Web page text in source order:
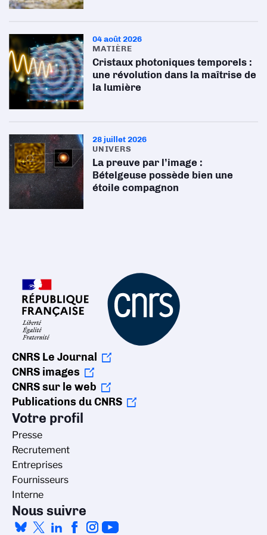
04 août 2026
MATIÈRE
Cristaux photoniques temporels :
une révolution dans la maîtrise de
la lumière
28 juillet 2026
UNIVERS
La preuve par l’image :
Bételgeuse possède bien une
étoile compagnon
CNRS Le Journal
CNRS images
CNRS sur le web
Publications du CNRS
Votre profil
Presse
Recrutement
Entreprises
Fournisseurs
Interne
Nous suivre